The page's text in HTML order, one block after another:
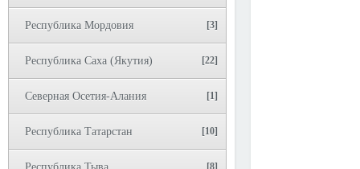
Республика Мордовия [3]
Республика Саха (Якутия) [22]
Северная Осетия-Алания [1]
Республика Татарстан [10]
[8]